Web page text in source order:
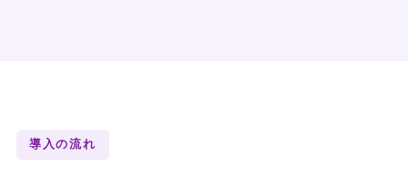
導入の流れ